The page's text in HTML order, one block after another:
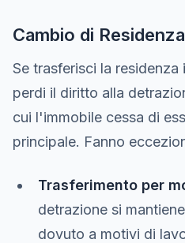
Cambio di Residenza
Se trasferisci la residenza
perdi il diritto alla
cui l'immobile cessa di
principale. Fanno
Trasferimento per
detrazione si
dovuto a motivi di